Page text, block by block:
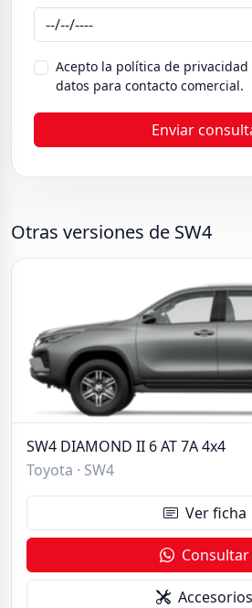
Acepto la política de privacidad
datos para contacto comercial.
Enviar
Otras versiones de SW4
SW4 DIAMOND II 6 AT 7A 4x4
Toyota · SW4
Ver ficha
Consultar
Accesorios